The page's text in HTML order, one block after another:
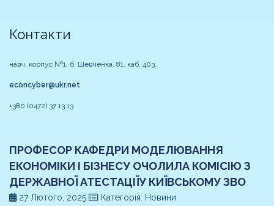
Контакти
навч. корпус №1, б. Шевченка, 81, каб. 403.
econcyber@ukr.net
+380 (0472) 37 13 13
ПРОФЕСОР КАФЕДРИ МОДЕЛЮВАННЯ
ЕКОНОМІКИ І БІЗНЕСУ ОЧОЛИЛА КОМІСІЮ З
ДЕРЖАВНОЇ АТЕСТАЦІЇУ КИЇВСЬКОМУ ЗВО
27 Лютого, 2025 Категорія: Новини